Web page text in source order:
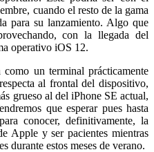
cuando el resto de la gama
para su lanzamiento. Algo que
con la llegada del
operativo iOS 12.
un terminal prácticamente
al frontal del dispositivo,
grueso al del iPhone SE actual,
que esperar pues hasta
conocer, definitivamente, la
Apple y ser pacientes mientras
durante estos meses de verano.